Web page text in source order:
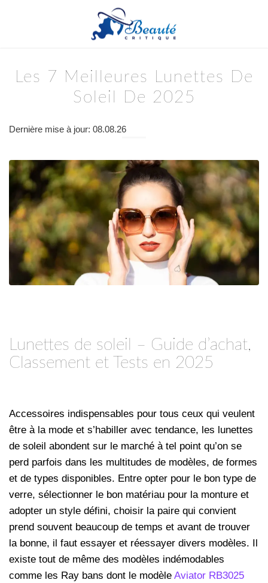
Les 7 Meilleures Lunettes De
Soleil De 2025
Dernière mise à jour: 08.08.26
Lunettes de soleil – Guide d’achat,
Classement et Tests en 2025
Accessoires indispensables pour tous ceux qui veulent
être à la mode et s’habiller avec tendance, les lunettes
de soleil abondent sur le marché à tel point qu’on se
perd parfois dans les multitudes de modèles, de formes
et de types disponibles. Entre opter pour le bon type de
verre, sélectionner le bon matériau pour la monture et
adopter un style défini, choisir la paire qui convient
prend souvent beaucoup de temps et avant de trouver
la bonne, il faut essayer et réessayer divers modèles. Il
existe tout de même des modèles indémodables
comme les Ray bans dont le modèle Aviator RB3025